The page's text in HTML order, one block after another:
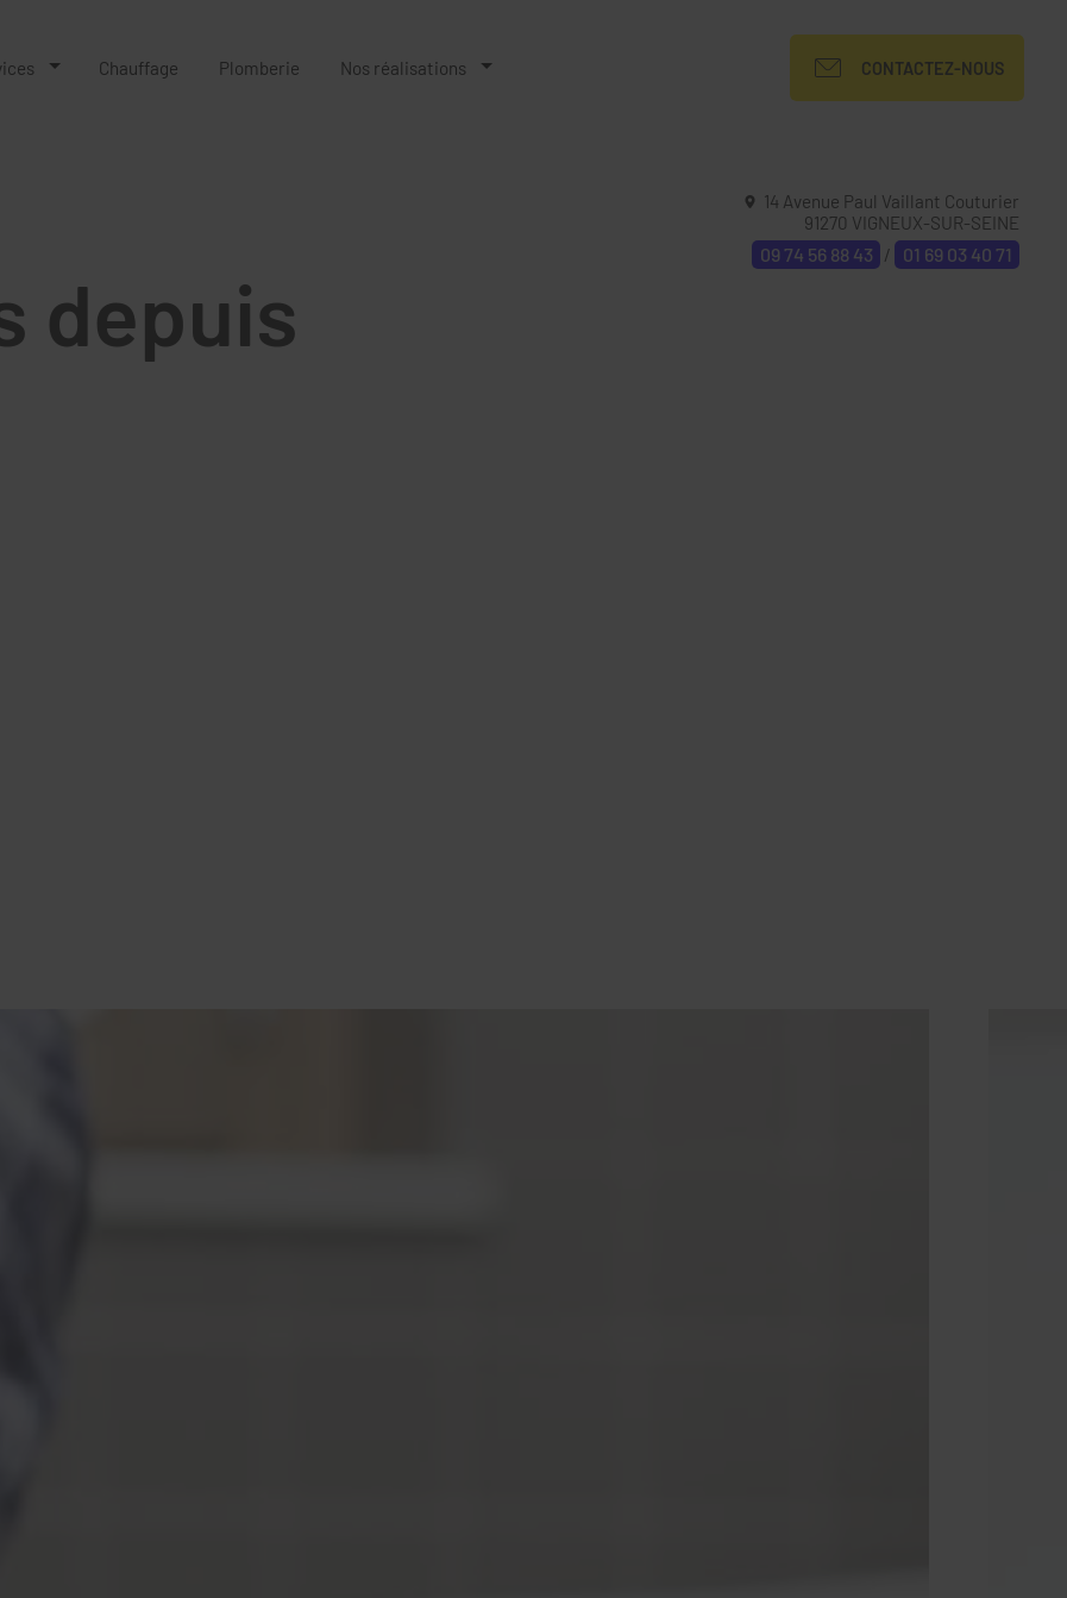
depuis
14 Avenue Paul Vaillant Couturier
91270 VIGNEUX-SUR-SEINE
09 74 56 88 43 / 01 69 03 40 71
Chauffage Plomberie Nos réalisations CONTACTEZ-NOUS